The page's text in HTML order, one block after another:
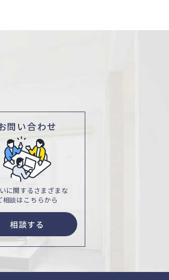
問い合わせ
に関するさまざまな
相談はこちらから
相談する